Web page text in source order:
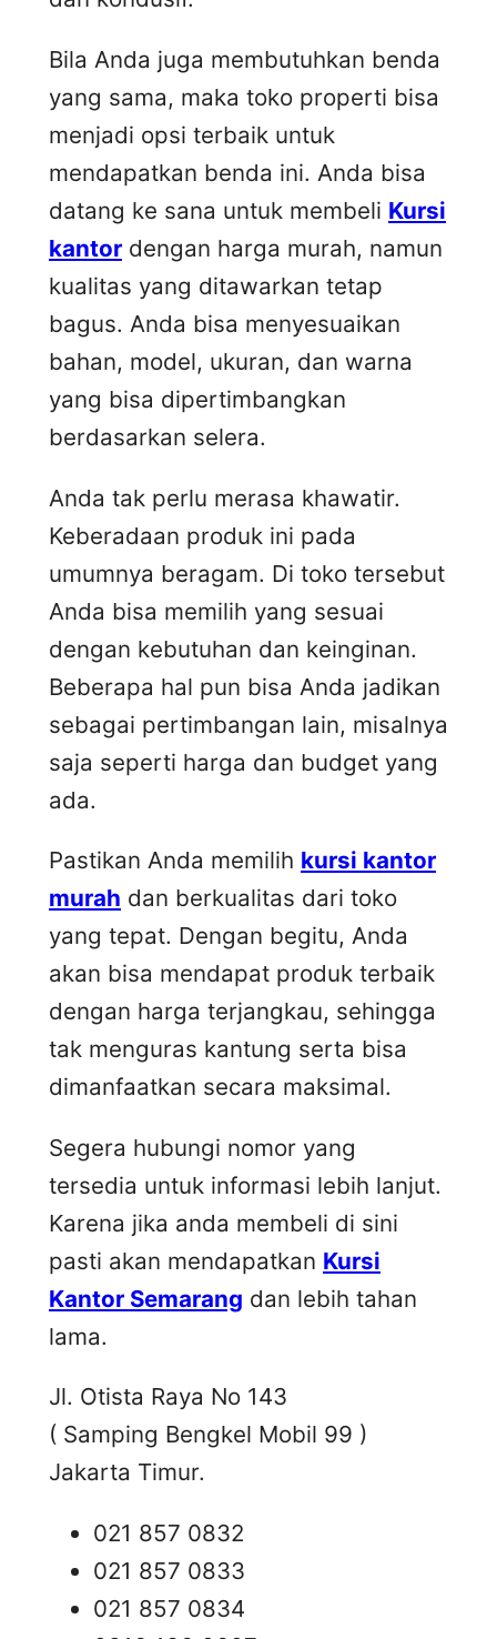
Bila Anda juga membutuhkan benda
yang sama, maka toko properti bisa
menjadi opsi terbaik untuk
mendapatkan benda ini. Anda bisa
datang ke sana untuk membeli Kursi
kantor dengan harga murah, namun
kualitas yang ditawarkan tetap
bagus. Anda bisa menyesuaikan
bahan, model, ukuran, dan warna
yang bisa dipertimbangkan
berdasarkan selera.
Anda tak perlu merasa khawatir.
Keberadaan produk ini pada
umumnya beragam. Di toko tersebut
Anda bisa memilih yang sesuai
dengan kebutuhan dan keinginan.
Beberapa hal pun bisa Anda jadikan
sebagai pertimbangan lain, misalnya
saja seperti harga dan budget yang
ada.
Pastikan Anda memilih kursi kantor
murah dan berkualitas dari toko
yang tepat. Dengan begitu, Anda
akan bisa mendapat produk terbaik
dengan harga terjangkau, sehingga
tak menguras kantung serta bisa
dimanfaatkan secara maksimal.
Segera hubungi nomor yang
tersedia untuk informasi lebih lanjut.
Karena jika anda membeli di sini
pasti akan mendapatkan Kursi
Kantor Semarang dan lebih tahan
lama.
Jl. Otista Raya No 143
( Samping Bengkel Mobil 99 )
Jakarta Timur.
021 857 0832
021 857 0833
021 857 0834